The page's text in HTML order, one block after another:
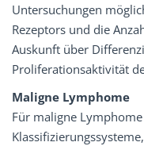
Untersuchungen
Rezeptors und die
Auskunft über
Proliferationsaktivität
Maligne Lymphome
Für maligne